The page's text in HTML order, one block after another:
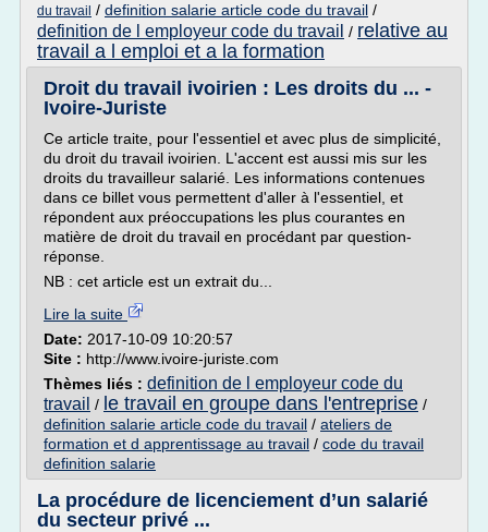
du travail / definition salarie article code du travail /
definition de l employeur code du travail / relative au
travail a l emploi et a la formation
Droit du travail ivoirien : Les droits du ... -
Ivoire-Juriste
Ce article traite, pour l'essentiel et avec plus de simplicité,
du droit du travail ivoirien. L'accent est aussi mis sur les
droits du travailleur salarié. Les informations contenues
dans ce billet vous permettent d'aller à l'essentiel, et
répondent aux préoccupations les plus courantes en
matière de droit du travail en procédant par question-
réponse.
NB : cet article est un extrait du...
Lire la suite
Date: 2017-10-09 10:20:57
Site : http://www.ivoire-juriste.com
Thèmes liés : definition de l employeur code du
travail / le travail en groupe dans l'entreprise /
definition salarie article code du travail / ateliers de
formation et d apprentissage au travail / code du travail
definition salarie
La procédure de licenciement d’un salarié
du secteur privé ...